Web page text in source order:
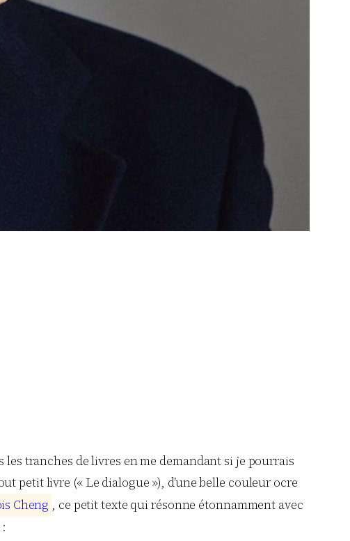
tranches de livres en me demandant si je pourrais
petit livre (« Le dialogue »), d’une belle couleur ocre
is Cheng , ce petit texte qui résonne étonnamment avec